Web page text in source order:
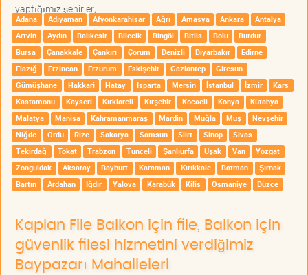
yaptığımız şehirler;
Adana Adıyaman Afyonkarahisar Ağrı Amasya Ankara
Antalya
Artvin
Aydın Balıkesir Bilecik Bingöl Bitlis Bolu
Burdur
Bursa
Çanakkale Çankırı Çorum Denizli Diyarbakır
Edirne
Elazığ
Erzincan Erzurum Eskişehir Gaziantep
Giresun
Gümüşhane
Hakkari Hatay Isparta Mersin İstanbul İzmir
Kars
Kastamonu
Kayseri Kırklareli Kırşehir Kocaeli Konya
Kütahya
Malatya
Manisa Kahramanmaraş Mardin Muğla Muş
Nevşehir
Niğde
Ordu Rize Sakarya Samsun Siirt Sinop
Sivas
Tekirdağ
Tokat Trabzon Tunceli Şanlıurfa Uşak Van
Yozgat
Zonguldak
Aksaray Bayburt Karaman Kırıkkale Batman
Şırnak
Bartın
Ardahan Iğdır Yalova Karabük Kilis Osmaniye Düzce
Kaplan File Balkon için file, Balkon için
güvenlik filesi hizmetini verdiğimiz
Baypazarı Mahalleleri